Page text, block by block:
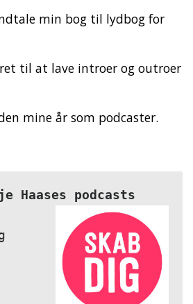
min bog til lydbog for
til at lave introer og outroer
mine år som podcaster.
Haases podcasts